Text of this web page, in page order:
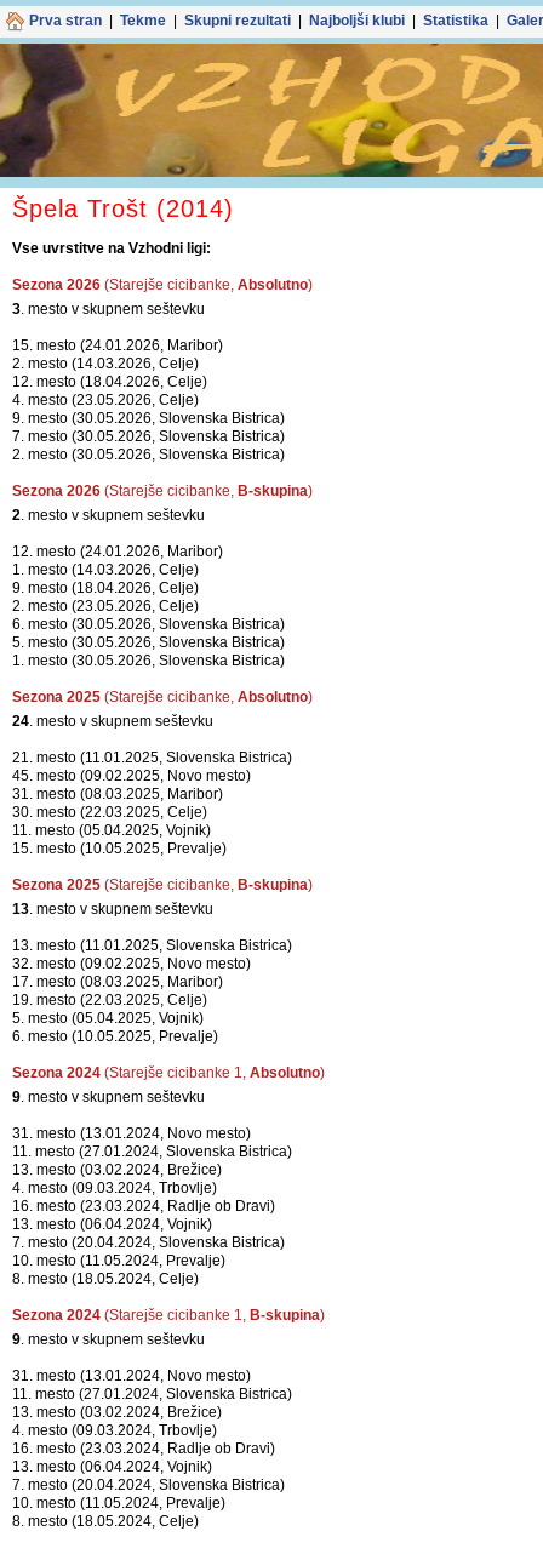
Prva stran Tekme Skupni rezultati Najboljši klubi Statistika
Špela Trošt (2014)
Vse uvrstitve na Vzhodni ligi:
Sezona 2026 (Starejše cicibanke, Absolutno)
3. mesto v skupnem seštevku
15. mesto (24.01.2026, Maribor)
2. mesto (14.03.2026, Celje)
12. mesto (18.04.2026, Celje)
4. mesto (23.05.2026, Celje)
9. mesto (30.05.2026, Slovenska Bistrica)
7. mesto (30.05.2026, Slovenska Bistrica)
2. mesto (30.05.2026, Slovenska Bistrica)
Sezona 2026 (Starejše cicibanke, B-skupina)
2. mesto v skupnem seštevku
12. mesto (24.01.2026, Maribor)
1. mesto (14.03.2026, Celje)
9. mesto (18.04.2026, Celje)
2. mesto (23.05.2026, Celje)
6. mesto (30.05.2026, Slovenska Bistrica)
5. mesto (30.05.2026, Slovenska Bistrica)
1. mesto (30.05.2026, Slovenska Bistrica)
Sezona 2025 (Starejše cicibanke, Absolutno)
24. mesto v skupnem seštevku
21. mesto (11.01.2025, Slovenska Bistrica)
45. mesto (09.02.2025, Novo mesto)
31. mesto (08.03.2025, Maribor)
30. mesto (22.03.2025, Celje)
11. mesto (05.04.2025, Vojnik)
15. mesto (10.05.2025, Prevalje)
Sezona 2025 (Starejše cicibanke, B-skupina)
13. mesto v skupnem seštevku
13. mesto (11.01.2025, Slovenska Bistrica)
32. mesto (09.02.2025, Novo mesto)
17. mesto (08.03.2025, Maribor)
19. mesto (22.03.2025, Celje)
5. mesto (05.04.2025, Vojnik)
6. mesto (10.05.2025, Prevalje)
Sezona 2024 (Starejše cicibanke 1, Absolutno)
9. mesto v skupnem seštevku
31. mesto (13.01.2024, Novo mesto)
11. mesto (27.01.2024, Slovenska Bistrica)
13. mesto (03.02.2024, Brežice)
4. mesto (09.03.2024, Trbovlje)
16. mesto (23.03.2024, Radlje ob Dravi)
13. mesto (06.04.2024, Vojnik)
7. mesto (20.04.2024, Slovenska Bistrica)
10. mesto (11.05.2024, Prevalje)
8. mesto (18.05.2024, Celje)
Sezona 2024 (Starejše cicibanke 1, B-skupina)
9. mesto v skupnem seštevku
31. mesto (13.01.2024, Novo mesto)
11. mesto (27.01.2024, Slovenska Bistrica)
13. mesto (03.02.2024, Brežice)
4. mesto (09.03.2024, Trbovlje)
16. mesto (23.03.2024, Radlje ob Dravi)
13. mesto (06.04.2024, Vojnik)
7. mesto (20.04.2024, Slovenska Bistrica)
10. mesto (11.05.2024, Prevalje)
8. mesto (18.05.2024, Celje)